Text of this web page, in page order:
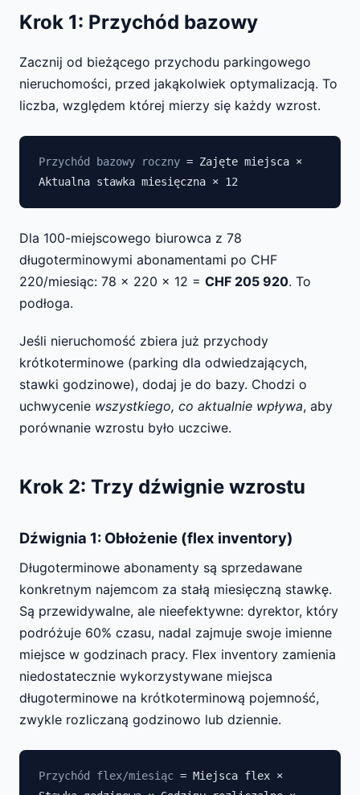
Krok 1: Przychód bazowy
Zacznij od bieżącego przychodu parkingowego
nieruchomości, przed jakąkolwiek optymalizacją. To
liczba, względem której mierzy się każdy wzrost.
Przychód bazowy roczny = Zajęte miejsca ×
Aktualna stawka miesięczna × 12
Dla 100-miejscowego biurowca z 78
długoterminowymi abonamentami po CHF
220/miesiąc: 78 × 220 × 12 = CHF 205 920. To
podłoga.
Jeśli nieruchomość zbiera już przychody
krótkoterminowe (parking dla odwiedzających,
stawki godzinowe), dodaj je do bazy. Chodzi o
uchwycenie wszystkiego, co aktualnie wpływa, aby
porównanie wzrostu było uczciwe.
Krok 2: Trzy dźwignie wzrostu
Dźwignia 1: Obłożenie (flex inventory)
Długoterminowe abonamenty są sprzedawane
konkretnym najemcom za stałą miesięczną stawkę.
Są przewidywalne, ale nieefektywne: dyrektor, który
podróżuje 60% czasu, nadal zajmuje swoje imienne
miejsce w godzinach pracy. Flex inventory zamienia
niedostatecznie wykorzystywane miejsca
długoterminowe na krótkoterminową pojemność,
zwykle rozliczaną godzinowo lub dziennie.
Przychód flex/miesiąc = Miejsca flex ×